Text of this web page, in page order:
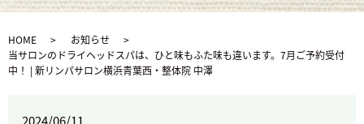
HOME
お知らせ
当サロンのドライヘッドスパは、ひと味もふた味も違います。7月ご予約受付
中！ | 新リンパサロン横浜青葉西・整体院 中澤
2024/06/11